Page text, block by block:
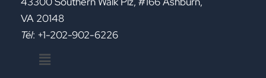
VA 20148
Tél: +1-202-902-6226
Menu